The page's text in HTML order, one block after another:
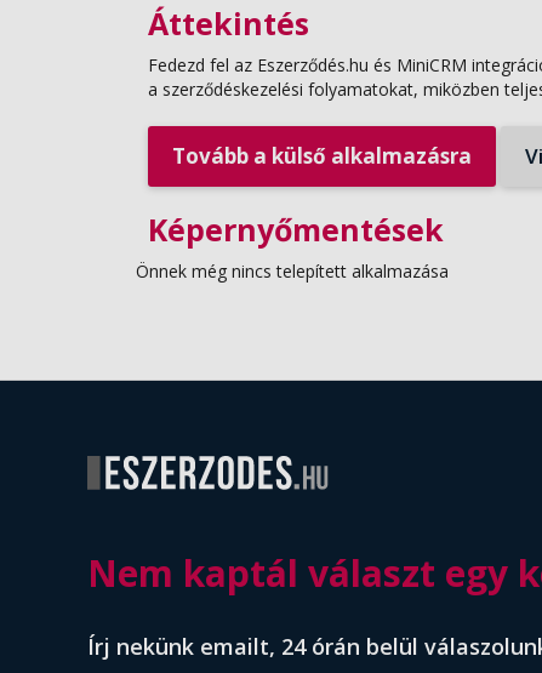
Áttekintés
Fedezd fel az Eszerződés.hu és MiniCRM
a szerződéskezelési folyamatokat, miközben
Tovább a külső alkalmazásra
Képernyőmentések
Önnek még nincs telepített alkalmazása
Nem kaptál választ egy
Írj nekünk emailt, 24 órán belül